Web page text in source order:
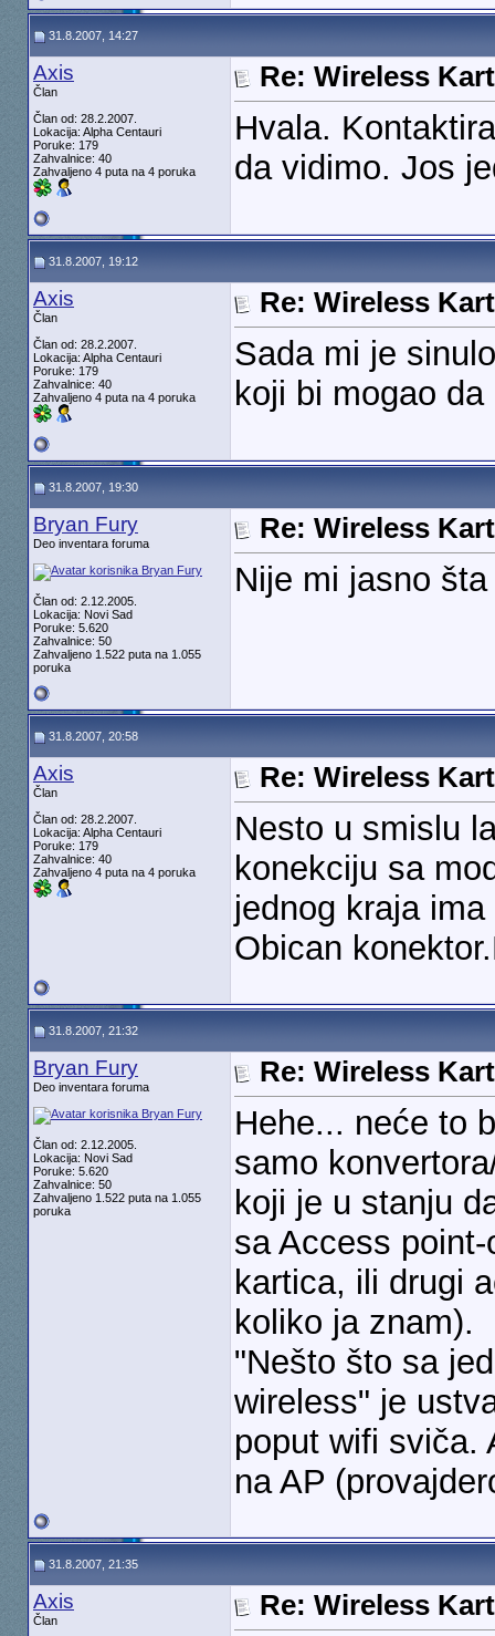
31.8.2007, 14:27
Axis
Član
Član od: 28.2.2007.
Lokacija: Alpha Centauri
Poruke: 179
Zahvalnice: 40
Zahvaljeno 4 puta na 4 poruka
Re: Wireless
Hvala.
da vidimo. Jos
31.8.2007, 19:12
Axis
Član
Član od: 28.2.2007.
Lokacija: Alpha Centauri
Poruke: 179
Zahvalnice: 40
Zahvaljeno 4 puta na 4 poruka
Re: Wireless
Sada mi je
koji bi mogao
31.8.2007, 19:30
Bryan Fury
Deo inventara foruma
Član od: 2.12.2005.
Lokacija: Novi Sad
Poruke: 5.620
Zahvalnice: 50
Zahvaljeno 1.522 puta na 1.055
poruka
Re: Wireless
Nije mi jasno
31.8.2007, 20:58
Axis
Član
Član od: 28.2.2007.
Lokacija: Alpha Centauri
Poruke: 179
Zahvalnice: 40
Zahvaljeno 4 puta na 4 poruka
Re: Wireless
Nesto u smislu
konekciju sa
jednog kraja
Obican
31.8.2007, 21:32
Bryan Fury
Deo inventara foruma
Član od: 2.12.2005.
Lokacija: Novi Sad
Poruke: 5.620
Zahvalnice: 50
Zahvaljeno 1.522 puta na 1.055
poruka
Re: Wireless
Hehe... neće to
samo
koji je u stanju
sa Access
kartica, ili drugi
koliko ja znam).
"Nešto što sa
wireless" je
poput wifi sviča.
na AP
31.8.2007, 21:35
Axis
Član
Re: Wireless